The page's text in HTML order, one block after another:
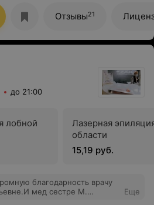
Отзывы21
до 21:00
лобной
Лазерная
области
15,19 руб.
благодарность врачу
мед сестре М.
Еще